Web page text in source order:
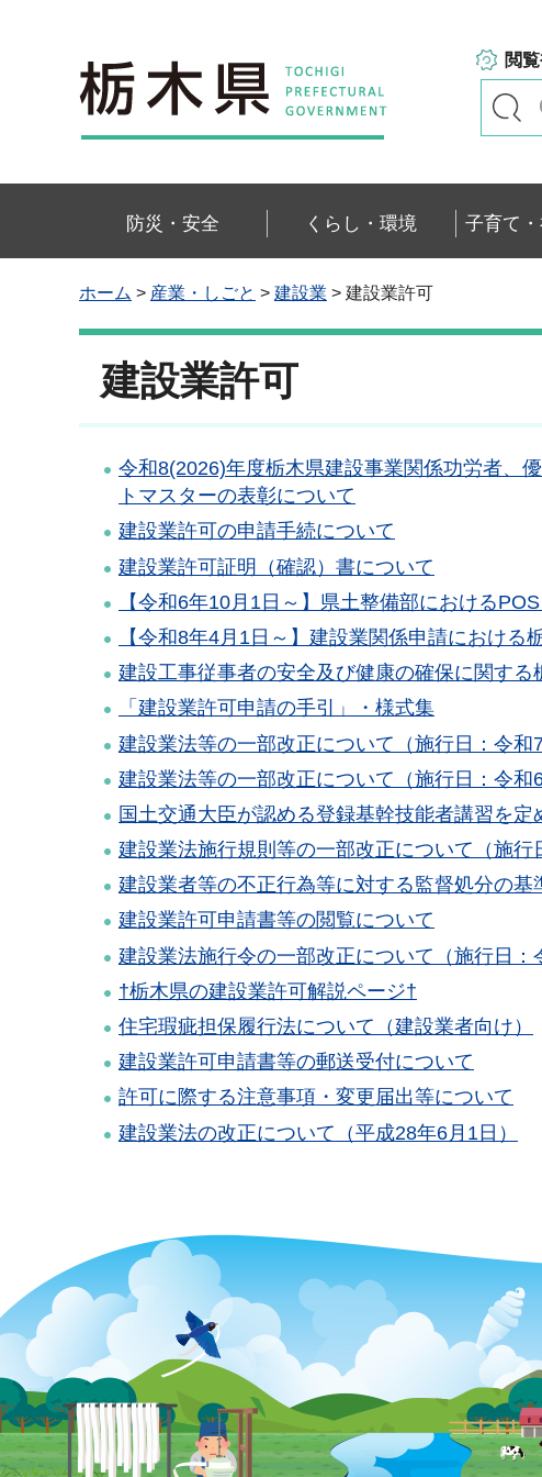
栃木県
閲
防災・安全 くらし・環境 子育て
ホーム > 産業・しごと > 建設業 > 建設業許可
建設業許可
令和8(2026)年度栃木県建設事業関係功労者、
トマスターの表彰について
建設業許可の申請手続について
建設業許可証明（確認）書について
【令和6年10月1日～】県土整備部における
【令和8年4月1日～】建設業関係申請におけ
建設工事従事者の安全及び健康の確保に関する
「建設業許可申請の手引」・様式集
建設業法等の一部改正について（施行日：令和7
建設業法等の一部改正について（施行日：令和6
国土交通大臣が認める登録基幹技能者講習を定
建設業法施行規則等の一部改正について（施行
建設業者等の不正行為等に対する監督処分の基
建設業許可申請書等の閲覧について
建設業法施行令の一部改正について（施行日：
†栃木県の建設業許可解説ページ†
住宅瑕疵担保履行法について（建設業者向け）
建設業許可申請書等の郵送受付について
許可に際する注意事項・変更届出等について
建設業法の改正について（平成28年6月1日）